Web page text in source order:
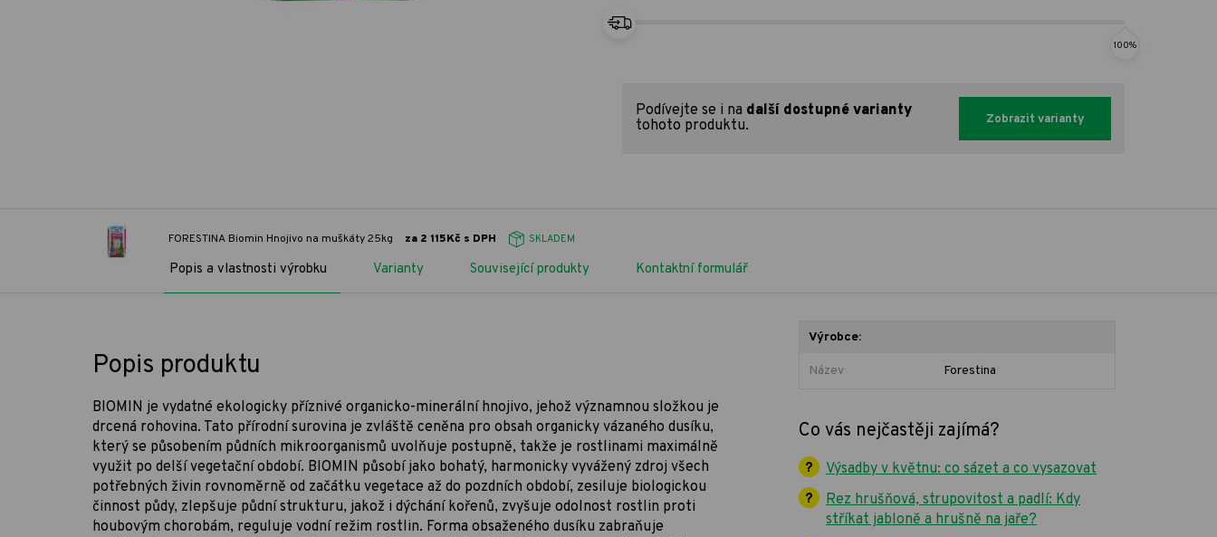
100%
Podívejte se i na další dostupné varianty
tohoto produktu.
Zobrazit varianty
FORESTINA Biomin Hnojivo na muškáty 25kg za 2 115Kč s DPH SKLADEM
Popis a vlastnosti výrobku Varianty Související produkty Kontaktní formulář
Popis produktu
BIOMIN je vydatné ekologicky příznivé organicko-minerální hnojivo, jehož významnou složkou je
drcená rohovina. Tato přírodní surovina je zvláště ceněna pro obsah organicky vázaného dusíku,
který se působením půdních mikroorganismů uvolňuje postupně, takže je rostlinami maximálně
využit po delší vegetační období. BIOMIN působí jako bohatý, harmonicky vyvážený zdroj všech
potřebných živin rovnoměrně od začátku vegetace až do pozdních období, zesiluje biologickou
činnost půdy, zlepšuje půdní strukturu, jakož i dýchání kořenů, zvyšuje odolnost rostlin proti
houbovým chorobám, reguluje vodní režim rostlin. Forma obsaženého dusíku zabraňuje
Výrobce:
Název Forestina
Co vás nejčastěji zajímá?
Výsadby v květnu: co sázet a co vysazovat
Rez hrušňová, strupovitost a padlí: Kdy
stříkat jabloně a hrušně na jaře?